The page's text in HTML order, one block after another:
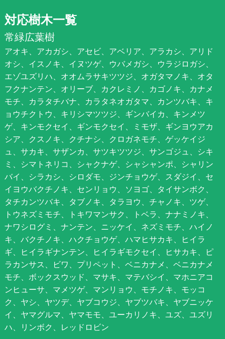
対応樹木一覧
常緑広葉樹
アオキ、アカガシ、アセビ、アベリア、アラカシ、アリド
オシ、イスノキ、イヌツゲ、ウバメガシ、ウラジロガシ、
エゾユズリハ、オオムラサキツツジ、オガタマノキ、オタ
フクナンテン、オリーブ、カクレミノ、カゴノキ、カナメ
モチ、カラタチバナ、カラタネオガタマ、カンツバキ、キ
ョウチクトウ、キリシマツツジ、ギンバイカ、キンメツ
ゲ、キンモクセイ、ギンモクセイ、ミモザ、ギンヨウアカ
シア、クスノキ、クチナシ、クロガネモチ、ゲッケイジ
ュ、サカキ、サザンカ、サツキツツジ、サンゴジュ、シキ
ミ、シマトネリコ、シャクナゲ、シャシャンポ、シャリン
バイ、シラカシ、シロダモ、ジンチョウゲ、スダジイ、セ
イヨウバクチノキ、センリョウ、ソヨゴ、タイサンボク、
タチカンツバキ、タブノキ、タラヨウ、チャノキ、ツゲ、
トウネズミモチ、トキワマンサク、トベラ、ナナミノキ、
ナワシログミ、ナンテン、ニッケイ、ネズミモチ、ハイノ
キ、バクチノキ、ハクチョウゲ、ハマヒサカキ、ヒイラ
ギ、ヒイラギナンテン、ヒイラギモクセイ、ヒサカキ、ピ
ラカンサス、ビワ、プリペット、ベニカナメ、ベニカナメ
モチ、ボックスウッド、マサキ、マテバシイ、マホニアコ
ンヒューサ、マメツゲ、マンリョウ、モチノキ、モッコ
ク、ヤシ、ヤツデ、ヤブコウジ、ヤブツバキ、ヤブニッケ
イ、ヤマグルマ、ヤマモモ、ユーカリノキ、ユズ、ユズリ
ハ、リンボク、レッドロビン